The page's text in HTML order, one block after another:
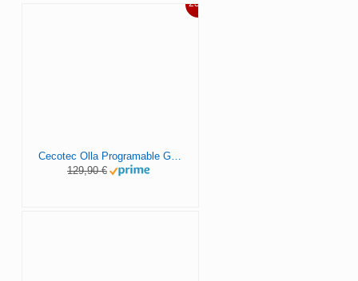
23%
Cecotec Olla Programable GM Modelo H Deluxe. Programable 24 horas, Capacidad 6 litros,Sistema de cocción inteligente, Función báscula,Temperatura ajustable, Presión ajustable
129,90 €